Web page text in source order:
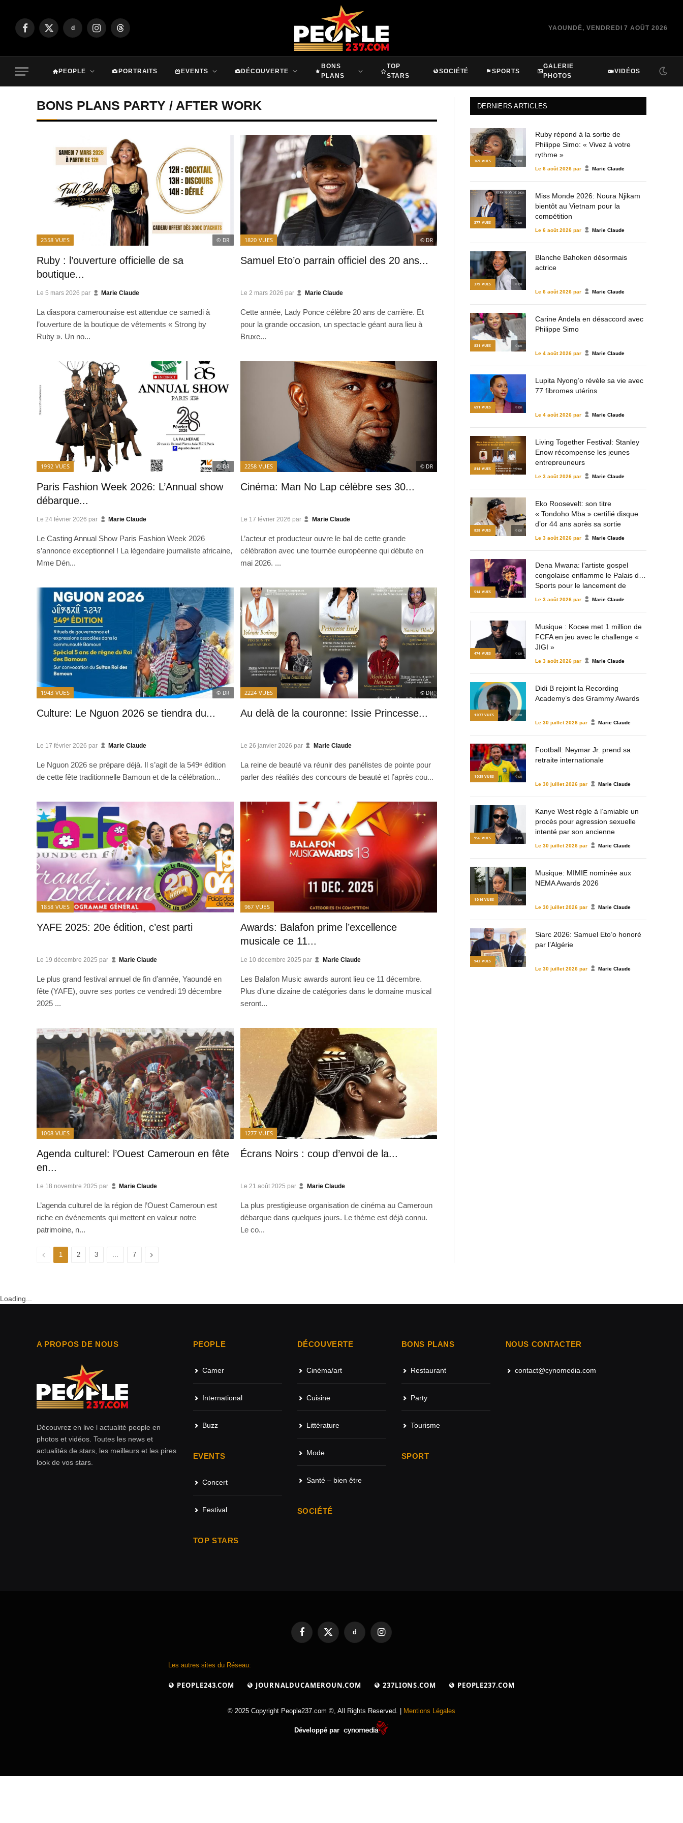
Facebook
X
d
InstagramThreads
YAOUNDÉ, VENDREDI 7 AOÛT 2026
PEOPLE PORTRAITS EVENTS DÉCOUVERTE
BONS
PLANS
TOP
STARS
SOCIÉTÉ SPORTS
GALERIE
PHOTOS
VIDÉOS
BONS PLANS PARTY / AFTER WORK
2358 VUES © DR
Ruby : l’ouverture officielle de sa
boutique...
Le 5 mars 2026 par Marie Claude
La diaspora camerounaise est attendue ce samedi à
l’ouverture de la boutique de vêtements « Strong by
Ruby ». Un no...
1820 VUES © DR
Samuel Eto’o parrain officiel des 20 ans...
Le 2 mars 2026 par Marie Claude
Cette année, Lady Ponce célèbre 20 ans de carrière. Et
pour la grande occasion, un spectacle géant aura lieu à
Bruxe...
1992 VUES © DR
Paris Fashion Week 2026: L’Annual show
débarque...
Le 24 février 2026 par Marie Claude
Le Casting Annual Show Paris Fashion Week 2026
s’annonce exceptionnel ! La légendaire journaliste africaine,
Mme Dén...
2258 VUES © DR
Cinéma: Man No Lap célèbre ses 30...
Le 17 février 2026 par Marie Claude
L’acteur et producteur ouvre le bal de cette grande
célébration avec une tournée européenne qui débute en
mai 2026. ...
1943 VUES © DR
Culture: Le Nguon 2026 se tiendra du...
Le 17 février 2026 par Marie Claude
Le Nguon 2026 se prépare déjà. Il s’agit de la 549ᵉ édition
de cette fête traditionnelle Bamoun et de la célébration...
2224 VUES © DR
Au delà de la couronne: Issie Princesse...
Le 26 janvier 2026 par Marie Claude
La reine de beauté va réunir des panélistes de pointe pour
parler des réalités des concours de beauté et l’après cou...
1858 VUES
YAFE 2025: 20e édition, c’est parti
Le 19 décembre 2025 par Marie Claude
Le plus grand festival annuel de fin d’année, Yaoundé en
fête (YAFE), ouvre ses portes ce vendredi 19 décembre
2025 ...
967 VUES
Awards: Balafon prime l’excellence
musicale ce 11...
Le 10 décembre 2025 par Marie Claude
Les Balafon Music awards auront lieu ce 11 décembre.
Plus d’une dizaine de catégories dans le domaine musical
seront...
1008 VUES
Agenda culturel: l’Ouest Cameroun en fête
en...
Le 18 novembre 2025 par Marie Claude
L’agenda culturel de la région de l’Ouest Cameroun est
riche en événements qui mettent en valeur notre
patrimoine, n...
1277 VUES
Écrans Noirs : coup d’envoi de la...
Le 21 août 2025 par Marie Claude
La plus prestigieuse organisation de cinéma au Cameroun
débarque dans quelques jours. Le thème est déjà connu.
Le co...
Previous
1 2 3 7 Next
DERNIERS ARTICLES
369 VUES © DR
Ruby répond à la sortie de
Philippe Simo: « Vivez à votre
rythme »
Le 6 août 2026 par Marie Claude
377 VUES © DR
Miss Monde 2026: Noura Njikam
bientôt au Vietnam pour la
compétition
Le 6 août 2026 par Marie Claude
379 VUES © DR
Blanche Bahoken désormais
actrice
Le 6 août 2026 par Marie Claude
831 VUES © DR
Carine Andela en désaccord avec
Philippe Simo
Le 4 août 2026 par Marie Claude
691 VUES © DR
Lupita Nyong’o révèle sa vie avec
77 fibromes utérins
Le 4 août 2026 par Marie Claude
814 VUES © DR
Living Together Festival: Stanley
Enow récompense les jeunes
entrepreuneurs
Le 3 août 2026 par Marie Claude
828 VUES © DR
Eko Roosevelt: son titre
« Tondoho Mba » certifié disque
d’or 44 ans après sa sortie
Le 3 août 2026 par Marie Claude
514 VUES © DR
Dena Mwana: l’artiste gospel
congolaise enflamme le Palais des
Sports pour le lancement de
Mulema Gospel Talent
Le 3 août 2026 par Marie Claude
474 VUES © DR
Musique : Kocee met 1 million de
FCFA en jeu avec le challenge «
JIGI »
Le 3 août 2026 par Marie Claude
1 077 VUES © DR
Didi B rejoint la Recording
Academy’s des Grammy Awards
Le 30 juillet 2026 par Marie Claude
1 039 VUES © DR
Football: Neymar Jr. prend sa
retraite internationale
Le 30 juillet 2026 par Marie Claude
956 VUES © DR
Kanye West règle à l’amiable un
procès pour agression sexuelle
intenté par son ancienne
Le 30 juillet 2026 par Marie Claude
1 016 VUES © DR
Musique: MIMIE nominée aux
NEMA Awards 2026
Le 30 juillet 2026 par Marie Claude
943 VUES © DR
Siarc 2026: Samuel Eto’o honoré
par l’Algérie
Le 30 juillet 2026 par Marie Claude
Loading...
A PROPOS DE NOUS
Découvrez en live l actualité people en
photos et vidéos. Toutes les news et
actualités de stars, les meilleurs et les pires
look de vos stars.
PEOPLE
Camer
International
Buzz
EVENTS
Concert
Festival
TOP STARS
DÉCOUVERTE
Cinéma/art
Cuisine
Littérature
Mode
Santé – bien être
SOCIÉTÉ
BONS PLANS
Restaurant
Party
Tourisme
SPORT
NOUS CONTACTER
contact@cynomedia.com
FacebookX
d
Instagram
Les autres sites du Réseau:
PEOPLE243.COM JOURNALDUCAMEROUN.COM 237LIONS.COM PEOPLE237.COM
© 2025 Copyright People237.com ©, All Rights Reserved. | Mentions Légales
Développé par